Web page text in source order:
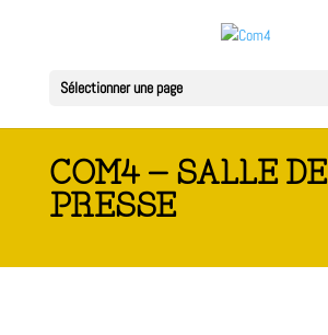
Sélectionner une page
COM4 – SALLE DE
PRESSE